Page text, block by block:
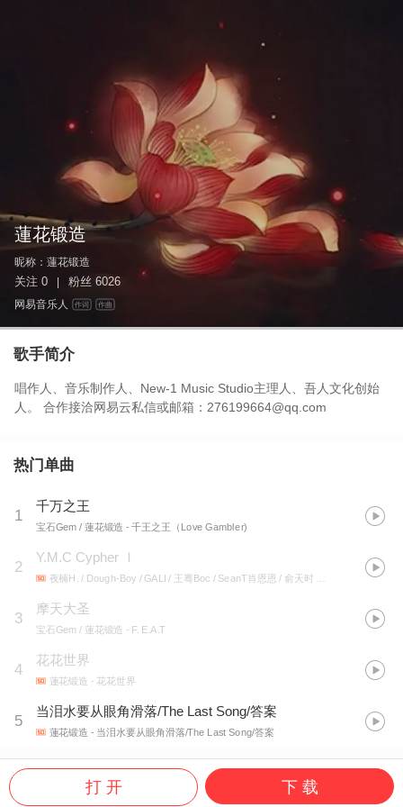
蓮花锻造
昵称： 蓮花锻造
关注 0 粉丝 6026
网易音乐人 作词 作曲
歌手简介
唱作人、音乐制作人、New-1 Music Studio主理人、吾人文化创始
人。 合作接洽网易云私信或邮箱：276199664@qq.com
热门单曲
1
千万之王
宝石Gem / 蓮花锻造 - 千王之王（Love Gambler)
2
Y.M.C Cypher Ⅰ
夜楠H. / Dough-Boy / GALI / 王骞Boc / SeanT肖恩恩 / 俞天时 / 蓮花锻造 / SuperDeep / 谟西Mercy
3
摩天大圣
宝石Gem / 蓮花锻造 - F. E.A.T
4
花花世界
蓮花锻造 - 花花世界
5
当泪水要从眼角滑落/The Last Song/答案
蓮花锻造 - 当泪水要从眼角滑落/The Last Song/答案
打 开 下 载